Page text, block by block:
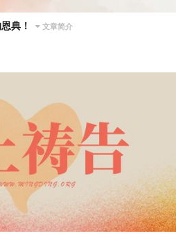
典！ 文章简介